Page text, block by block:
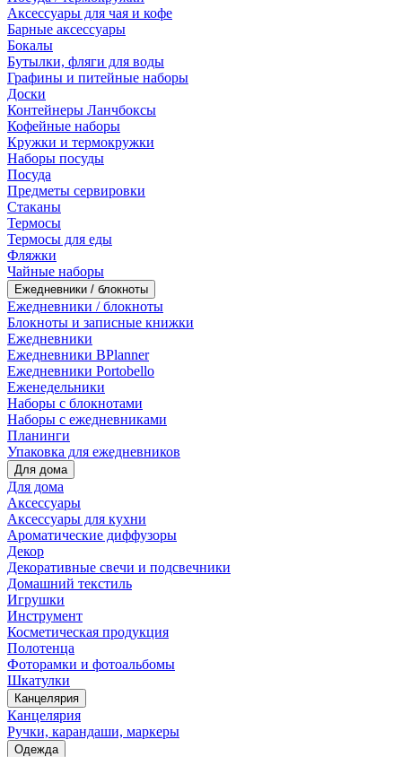
Аксессуары для чая и кофе
Барные аксессуары
Бокалы
Бутылки, фляги для воды
Графины и питейные наборы
Доски
Контейнеры Ланчбоксы
Кофейные наборы
Кружки и термокружки
Наборы посуды
Посуда
Предметы сервировки
Стаканы
Термосы
Термосы для еды
Фляжки
Чайные наборы
Ежедневники / блокноты
Ежедневники / блокноты
Блокноты и записные книжки
Ежедневники
Ежедневники BPlanner
Ежедневники Portobello
Еженедельники
Наборы с блокнотами
Наборы с ежедневниками
Планинги
Упаковка для ежедневников
Для дома
Для дома
Аксессуары
Аксессуары для кухни
Ароматические диффузоры
Декор
Декоративные свечи и подсвечники
Домашний текстиль
Игрушки
Инструмент
Косметическая продукция
Полотенца
Фоторамки и фотоальбомы
Шкатулки
Канцелярия
Канцелярия
Ручки, карандаши, маркеры
Одежда